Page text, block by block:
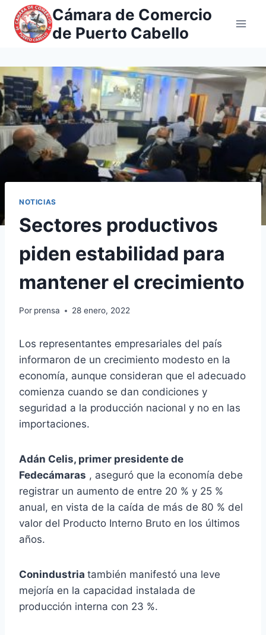
Saltar
contenido
Cámara de Comercio
de Puerto Cabello
NOTICIAS
Sectores productivos
piden estabilidad para
mantener el crecimiento
Por prensa 28 enero, 2022
Los representantes empresariales del país
informaron de un crecimiento modesto en la
economía, aunque consideran que el adecuado
comienza cuando se dan condiciones y
seguridad a la producción nacional y no en las
importaciones.
Adán Celis, primer presidente de
Fedecámaras , aseguró que la economía debe
registrar un aumento de entre 20 % y 25 %
anual, en vista de la caída de más de 80 % del
valor del Producto Interno Bruto en los últimos
años.
Conindustria también manifestó una leve
mejoría en la capacidad instalada de
producción interna con 23 %.